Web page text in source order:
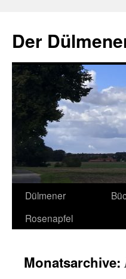
Der
Zum
Inhalt
Dülmener
Rosenapfel
Monatsarchive: